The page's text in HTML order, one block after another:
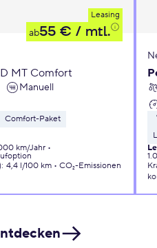
Leasing
ab55 € / mtl.
MT Comfort
Manuell
Comfort-Paket
km/Jahr
: 4,4 l/100 km
CO₂-Emissionen